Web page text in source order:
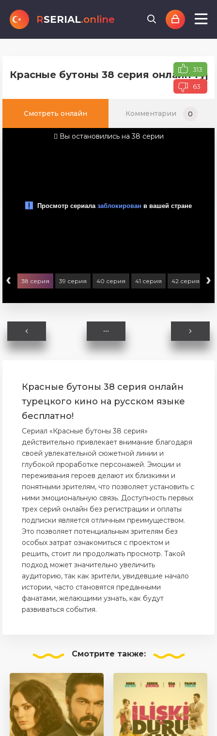
RSERIAL.online
Красные бутоны 38 серия онлайн 313
63
Смотреть онлайн Комментарии 0
Вы остановились на 38 серии
‹ 38 серия 39 серия 40 серия 41 серия 42 серия ›
Красные бутоны 38 серия онлайн
турецкого кино на русском языке
бесплатно!
Сериал «Красные бутоны 38 серия»
действительно привлекает внимание благодаря
своей увлекательной сюжетной линии и
глубокой проработке персонажей. Эмоции и
переживания героев делают их близкими и
понятными зрителям, что позволяет установить с
ними эмоциональную связь. Доступность первых
трех серий онлайн без регистрации и оплаты
подписки является отличным преимуществом.
Это позволяет потенциальным зрителям без
особых затрат ознакомиться с проектом и
решить, стоит ли продолжать просмотр. Такой
подход может значительно увеличить
аудиторию, так как зрители, увидевшие начало
истории, часто становятся преданными
фанатами, желающими узнать, как будут
развиваться события.
Смотрите также: